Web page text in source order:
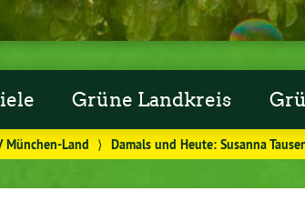
Grüne Landkreis
München-Land ⟩ Damals und Heute: Susanna